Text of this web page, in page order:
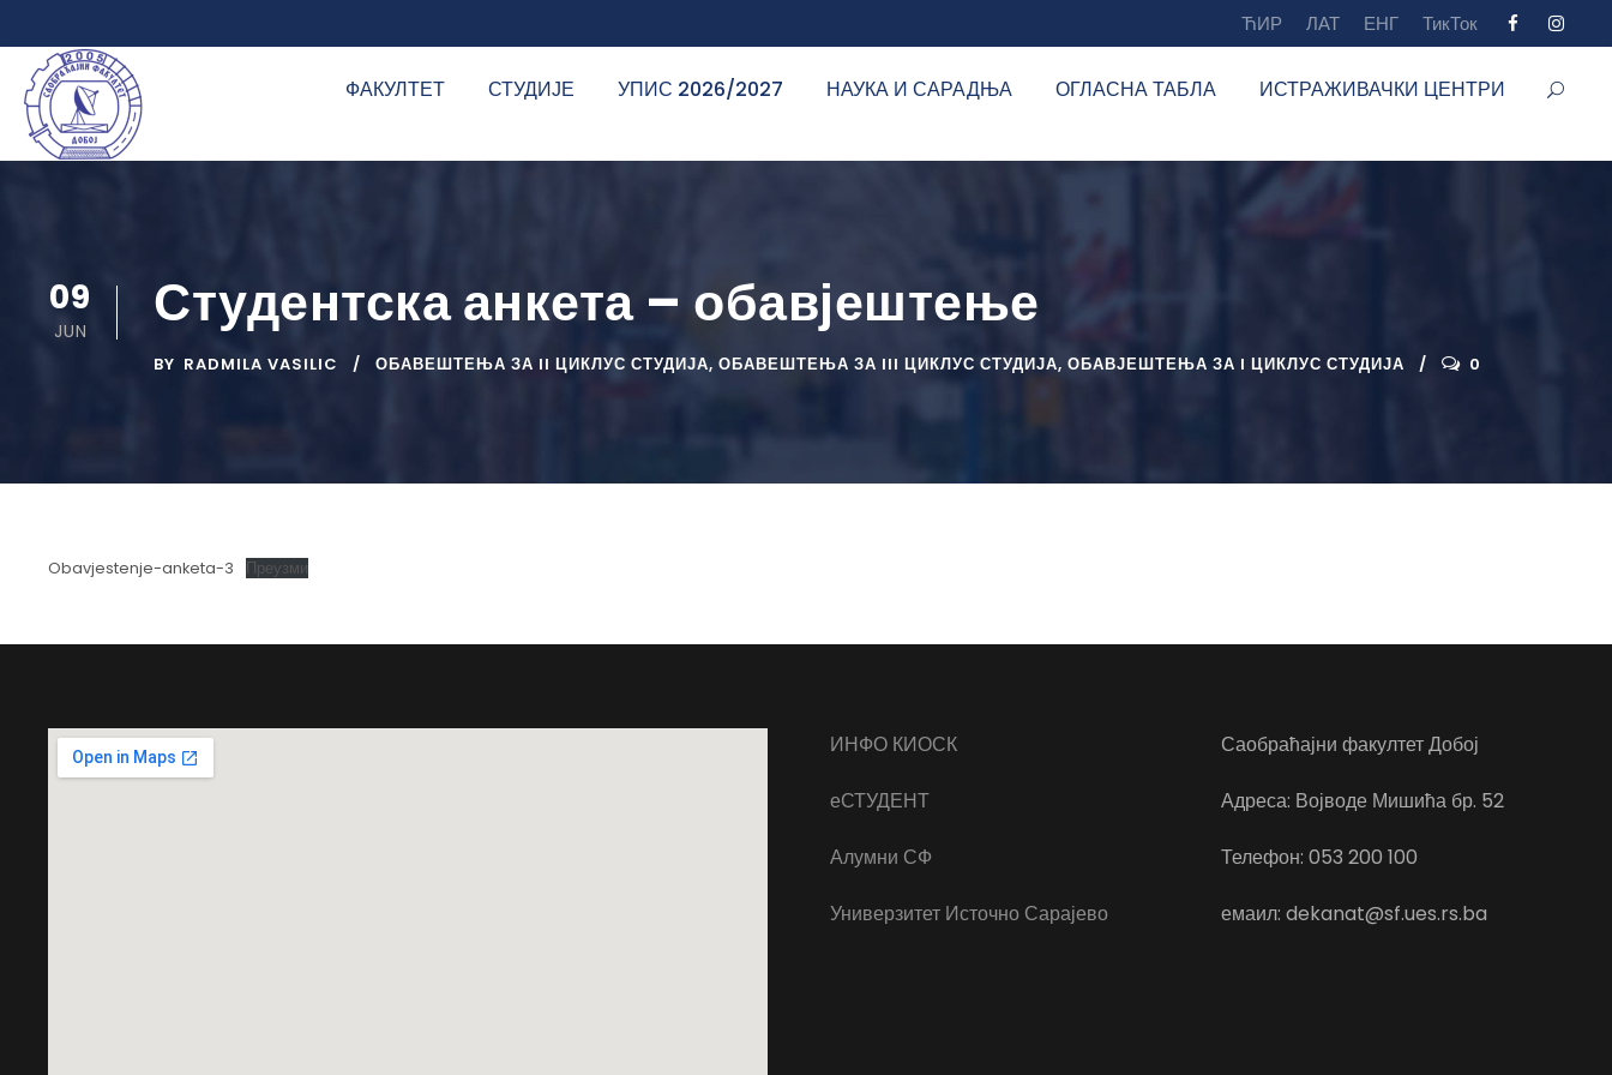
ЋИР ЛАТ ЕНГ ТикТок
ФАКУЛТЕТ СТУДИЈЕ УПИС 2026/2027 НАУКА И САРАДЊА ОГЛАСНА ТАБЛА ИСТРАЖИВАЧКИ ЦЕНТРИ
09
JUN Студентска анкета – обавјештење
BY RADMILA VASILIC ОБАВЕШТЕЊА ЗА II ЦИКЛУС СТУДИЈА, ОБАВЕШТЕЊА ЗА III ЦИКЛУС СТУДИЈА, ОБАВЈЕШТЕЊА ЗА I ЦИКЛУС СТУДИЈА 0
Obavjestenje-anketa-3 Преузми
ИНФО КИОСК
еСТУДЕНТ
Алумни СФ
Универзитет Источно Сарајево
Саобраћајни факултет Добој
Адреса: Војводе Мишића бр. 52
Телефон: 053 200 100
емаил: dekanat@sf.ues.rs.ba